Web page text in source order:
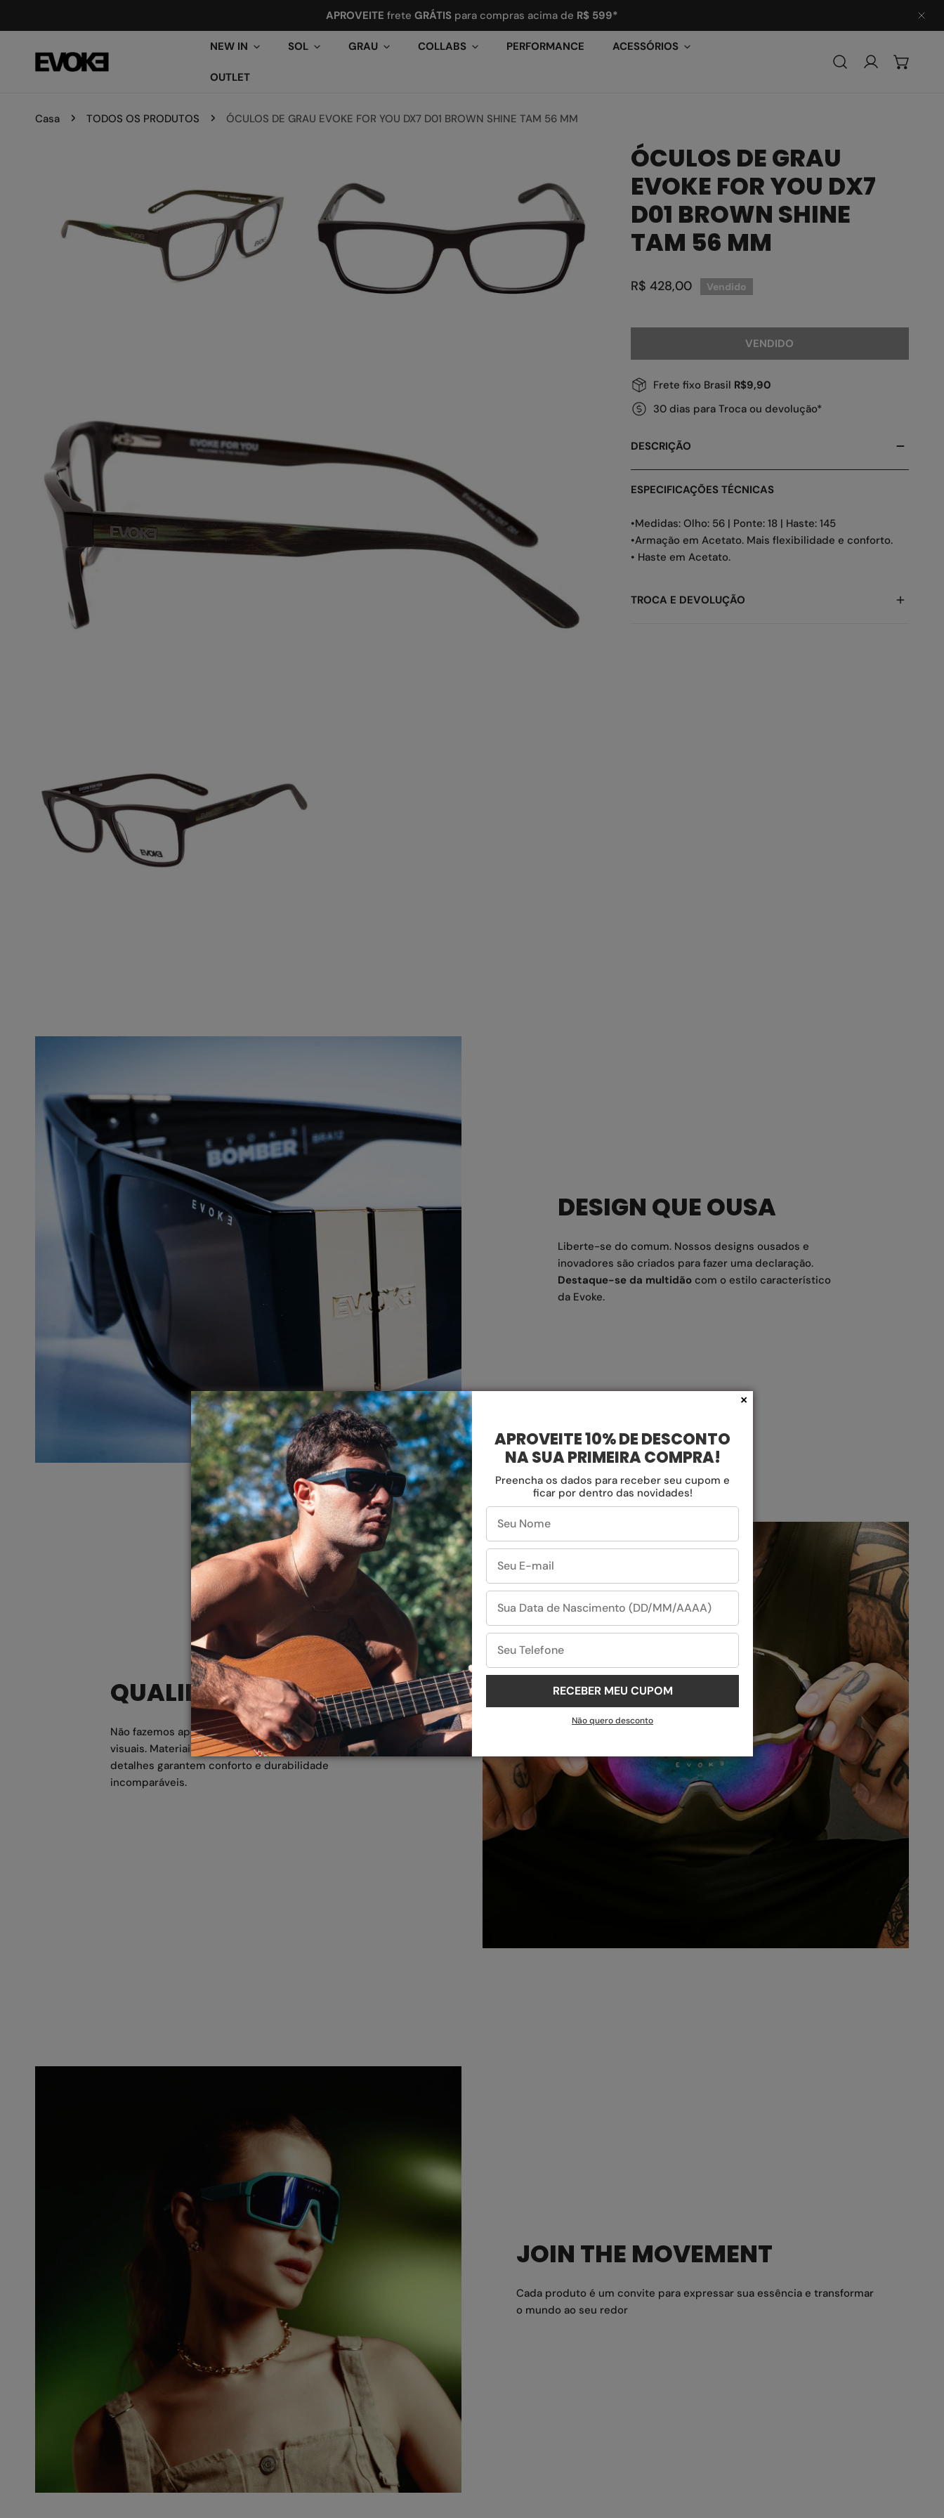
APROVEITE frete GRÁTIS para compras acima de R$ 599*
NEW IN
SOL GRAU COLLABS PERFORMANCE ACESSÓRIOS
OUTLET
Conecte-se
Casa TODOS OS PRODUTOS ÓCULOS DE GRAU EVOKE FOR YOU DX7 D01 BROWN SHINE TAM 56 MM
ÓCULOS DE GRAU
EVOKE FOR YOU DX7
D01 BROWN SHINE
TAM 56 MM
Preço
R$ 428,00 Vendido
VENDIDO
Frete fixo Brasil R$9,90
30 dias para Troca ou devolução*
DESCRIÇÃO
ESPECIFICAÇÕES TÉCNICAS
•Medidas: Olho: 56 | Ponte: 18 | Haste: 145
•Armação em Acetato. Mais flexibilidade e conforto.
• Haste em Acetato.
TROCA E DEVOLUÇÃO
DESIGN QUE OUSA
Liberte-se do comum. Nossos designs ousados e
inovadores são criados para fazer uma declaração.
Destaque-se da multidão com o estilo característico
da Evoke.
QUALIDADE SUPERIOR
Não fazemos apenas óculos, criamos obras-primas
visuais. Materiais premium e atenção meticulosa aos
detalhes garantem conforto e durabilidade
incomparáveis.
JOIN THE MOVEMENT
Cada produto é um convite para expressar sua essência e transformar
o mundo ao seu redor
APROVEITE 10% DE DESCONTO
NA SUA PRIMEIRA COMPRA!
Preencha os dados para receber seu cupom e
ficar por dentro das novidades!
RECEBER MEU CUPOM
Não quero desconto
×